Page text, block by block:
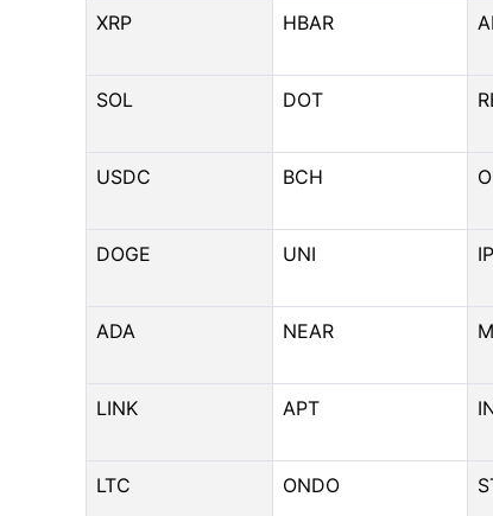
XRP HBAR
SOL DOT
USDC BCH
DOGE UNI IP
ADA NEAR
LINK APT
LTC ONDO